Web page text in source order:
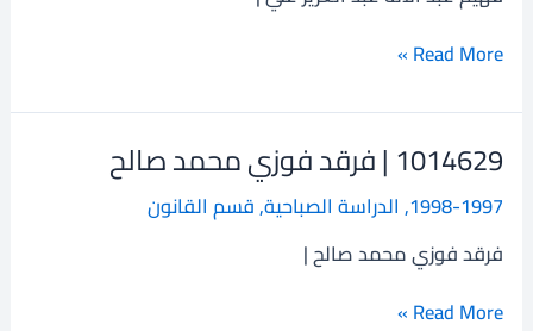
الاله
العزيز
Read More »
1014629 | فرقد فوزي محمد صالح
1998-1997
, الدراسة الصباحية,قسم القانون
فرقد فوزي محمد صالح |
1014629
فرقد
فوزي
محمد
صالح
Read More »